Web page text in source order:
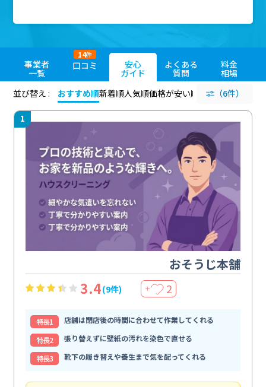
事業者
一覧
口コミ
14件
安心
ガイド
よくある
質問
料金
相場
並び替え :
おすすめ順新着順人気順価格が安い順 評価が高い順
（6件）
1
おそうじ本舗
3.4(9件) ＋ 2
特⻑1
店舗は閉店後の時間に合わせて作業してくれる
特⻑2
張り替えずに壁紙の汚れを染色で直せる
特⻑3
靴下の履き替えや養生まで気を配ってくれる